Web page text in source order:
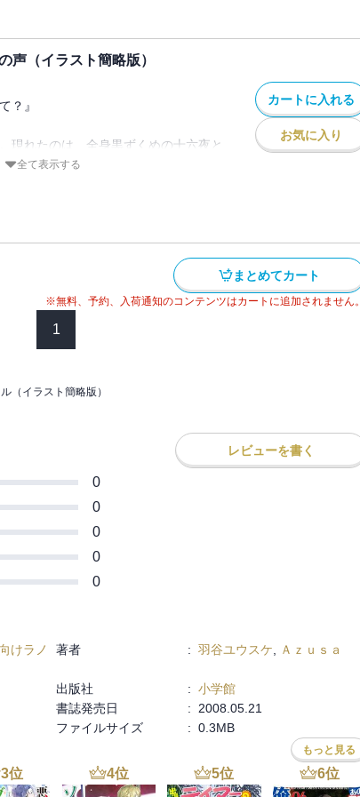
。●第1回小学館ライトノベル大
。廉価版にはイラストが入りません。
声（イラスト簡略版）
？』
現れたのは、全身黒ずくめの十六夜と
は、僕――内海玄が11歳のときに失
廉価版にはイラストが入りません。
全て表示する
カートに入れる
お気に入り
まとめてカート
※無料、予約、入荷通知のコンテンツはカートに追加されません。
1
（イラスト簡略版）
レビューを書く
0
0
0
0
0
けラノ
著者 : 羽谷ユウスケ Ａｚｕｓａ
出版社 : 小学館
書誌発売日 :
2008.05.21
ファイルサイズ : 0.3MB
もっと見る
3位 4位 5位 6位